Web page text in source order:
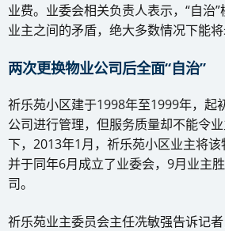
业费。业委会相关负责人表示，“自治
业主之间的矛盾，绝大多数情况下能将
两次更换物业公司后全面“自治”
祈乐苑小区建于1998年至1999年，起
公司进行管理，但服务质量却不能令
下，2013年1月，祈乐苑小区业主将该
并于同年6月成立了业委会，9月业主
司。
祈乐苑业主委员会主任冼敏强告诉记者